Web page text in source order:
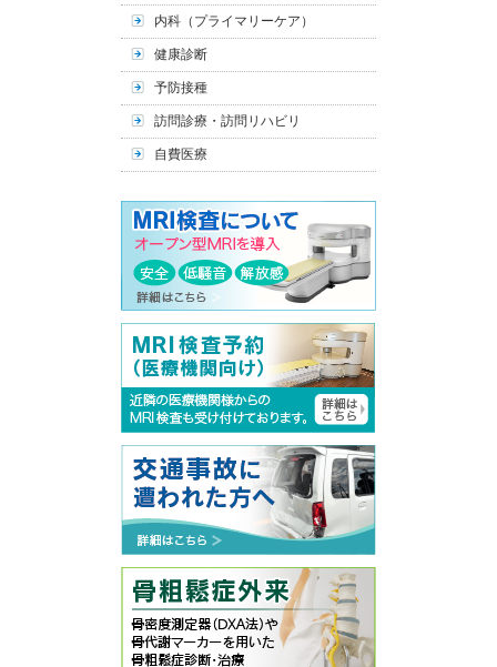
内科（プライマリーケア）
健康診断
予防接種
訪問診療・訪問リハビリ
自費医療